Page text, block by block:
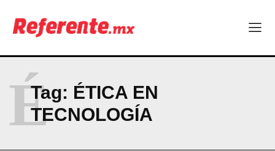
Linux nació como un hobby y hoy mueve la tecnología global
Más escuelas renovadas: fortalecen espacios para el regreso
Los 40 ya no son la mitad de la vida: son el nuevo punto de
Tag: ÉTICA EN
TECNOLOGÍA
É